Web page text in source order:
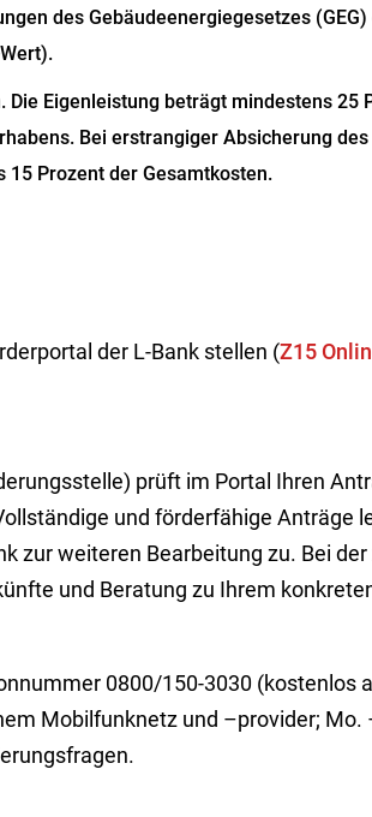
des Gebäudeenergiegesetzes
Die Eigenleistung beträgt mindestens 25
Bei erstrangiger Absicherung
15 Prozent der Gesamtkosten.
der L-Bank stellen (Z15
prüft im Portal Ihren
und förderfähige Anträge
zur weiteren Bearbeitung zu. Bei
und Beratung zu Ihrem
0800/150-3030 (kostenlos
Mobilfunknetz und –provider; Mo.